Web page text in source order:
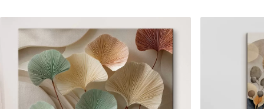
✓
✓Biztonságos, szagtalan tinta
✗ Vászonhatású felület
✗Környezetbarát anyag
✓
✓
✓ Vászonhatású felület
✗ Környezetbarát anyag